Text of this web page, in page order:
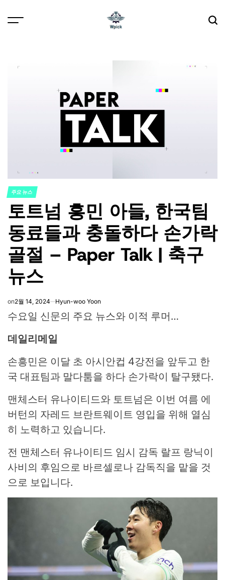
POSTED
IN
주요 뉴스
토트넘 흥민 아들, 한국팀
동료들과 충돌하다 손가락
골절 – Paper Talk | 축구
뉴스
on2월 14, 2024 Hyun-woo Yoon
수요일 신문의 주요 뉴스와 이적 루머…
데일리메일
손흥민은 이달 초 아시안컵 4강전을 앞두고 한
국 대표팀과 말다툼을 하다 손가락이 탈구됐다.
맨체스터 유나이티드와 토트넘은 이번 여름 에
버턴의 자레드 브란트웨이트 영입을 위해 열심
히 노력하고 있습니다.
전 맨체스터 유나이티드 임시 감독 랄프 랑닉이
사비의 후임으로 바르셀로나 감독직을 맡을 것
으로 보입니다.